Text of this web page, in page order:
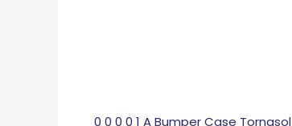
0 0 0 0 1 A Bumper Case Tornasol